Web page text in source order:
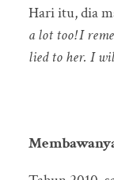
Hari itu, dia
a lot too! I
lied to her. I